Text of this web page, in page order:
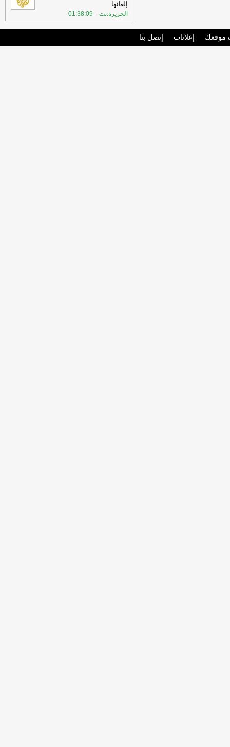
إلغائها
الجزيرة.نت -
01:38:09
موقعك إعلانات إتصل بنا